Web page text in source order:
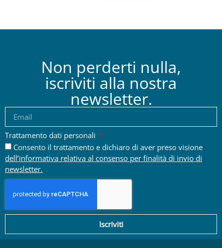
Non perderti nulla,
iscriviti alla nostra
newsletter.
Trattamento dati personali
Consento il trattamento e dichiaro di aver preso visione
dell’informativa relativa al consenso per finalità di invio di
newsletter.
Iscriviti